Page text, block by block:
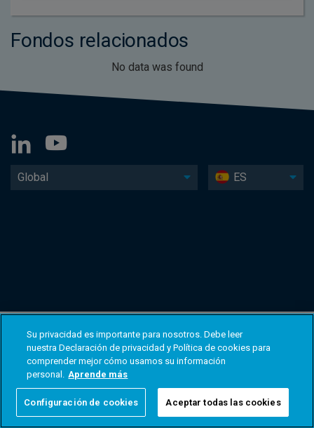
Fondos relacionados
No data was found
Global ES
Su privacidad es importante para nosotros. Debe leer
nuestra Declaración de privacidad y Política de cookies para
comprender mejor cómo usamos su información
personal. Aprende más
Configuración de cookies Aceptar todas las cookies